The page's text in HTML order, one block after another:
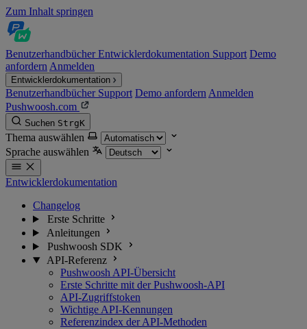
Zum Inhalt springen
BenutzerhandbücherEntwicklerdokumentation Support Demo
anfordern Anmelden
Entwicklerdokumentation
Benutzerhandbücher Support Demo anfordern Anmelden
Pushwoosh.com
Suchen StrgK
Thema auswählen
Sprache auswählen
Entwicklerdokumentation
Changelog
Erste Schritte
Anleitungen
Pushwoosh SDK
API-Referenz
Pushwoosh API-Übersicht
Erste Schritte mit der Pushwoosh-API
API-Zugriffstoken
Wichtige API-Kennungen
Referenzindex der API-Methoden